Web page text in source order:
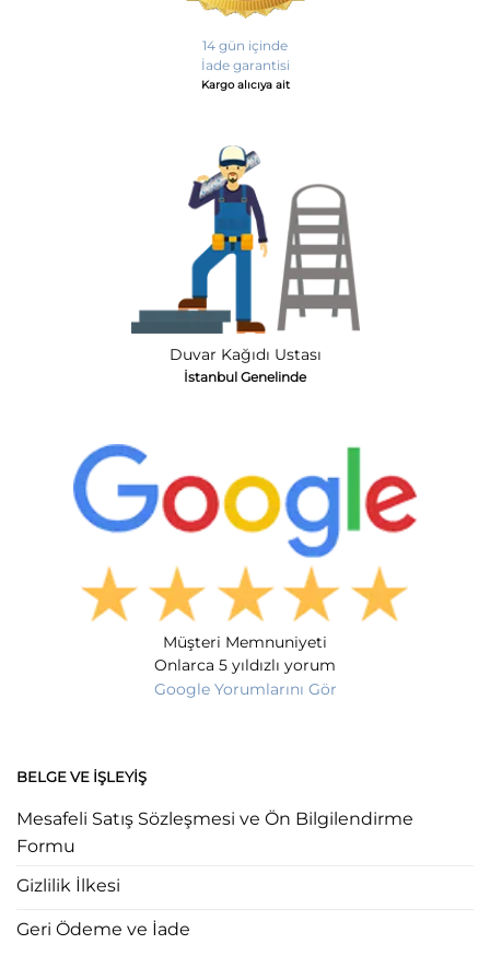
14 gün içinde
İade garantisi
Kargo alıcıya ait
Duvar Kağıdı Ustası
İstanbul Genelinde
Müşteri Memnuniyeti
Onlarca 5 yıldızlı yorum
Google Yorumlarını Gör
BELGE VE İŞLEYIŞ
Mesafeli Satış Sözleşmesi ve Ön Bilgilendirme
Formu
Gizlilik İlkesi
Geri Ödeme ve İade